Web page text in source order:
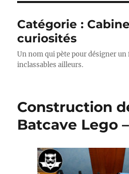
Catégorie :
curiosités
Un nom qui pète pour désigner
inclassables ailleurs.
Construction
Batcave Lego